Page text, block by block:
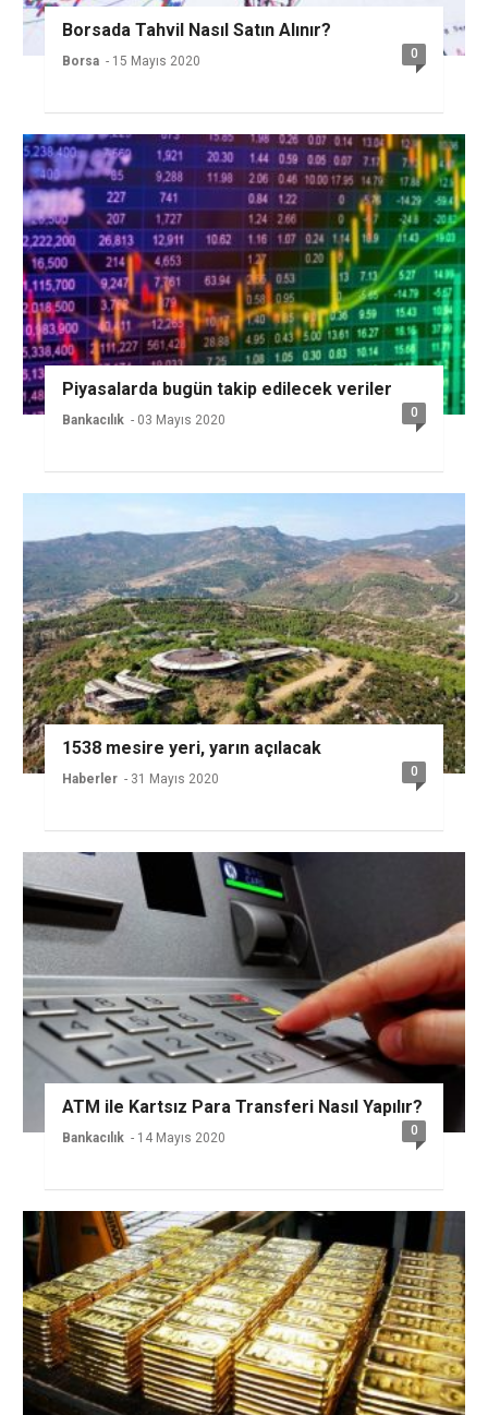
Borsada Tahvil Nasıl Satın Alınır?
Borsa - 15 Mayıs 2020 0
Piyasalarda bugün takip edilecek veriler
Bankacılık - 03 Mayıs 2020 0
1538 mesire yeri, yarın açılacak
Haberler - 31 Mayıs 2020 0
ATM ile Kartsız Para Transferi Nasıl Yapılır?
Bankacılık - 14 Mayıs 2020 0